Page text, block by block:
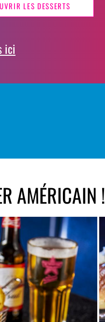
LES DESSERTS
ici
AMÉRICAIN !